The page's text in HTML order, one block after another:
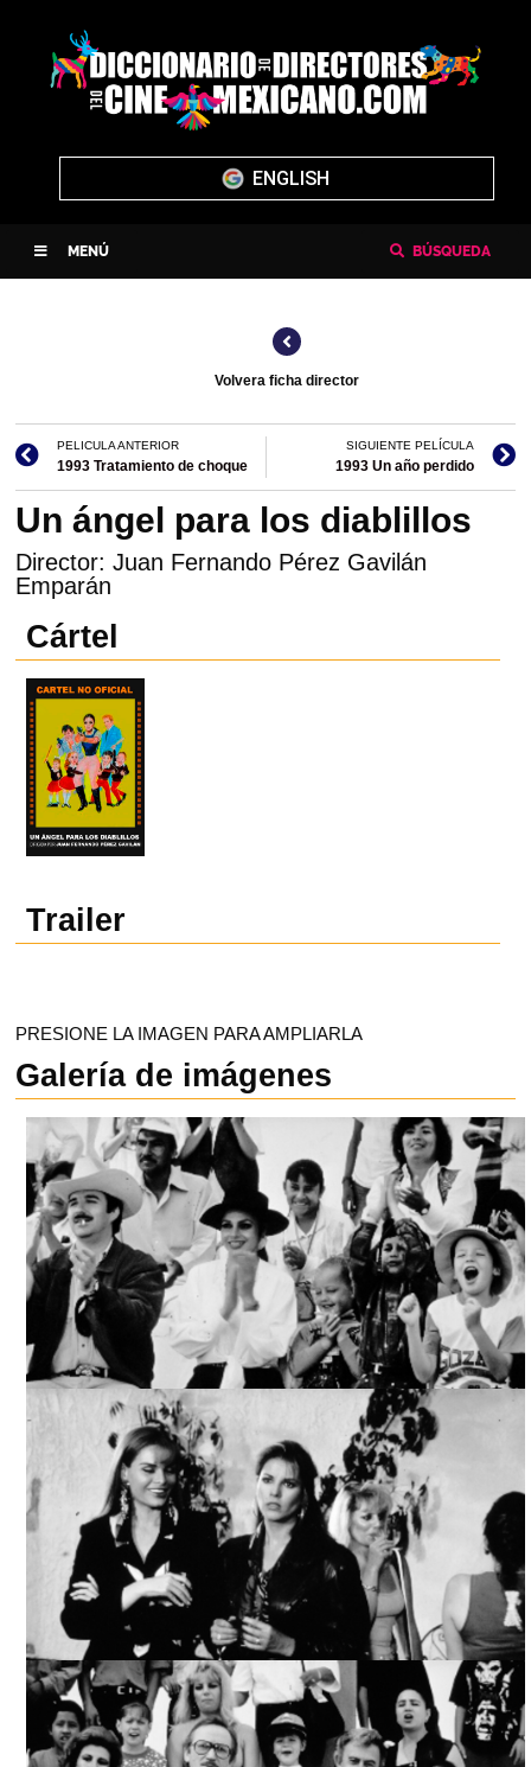
ENGLISH
MENÚ BÚSQUEDA
Volvera ficha director
PELICULA ANTERIOR
1993 Tratamiento de choque
SIGUIENTE PELÍCULA
1993 Un año perdido
Un ángel para los diablillos
Director: Juan Fernando Pérez Gavilán
Emparán
Cártel
Trailer
PRESIONE LA IMAGEN PARA AMPLIARLA
Galería de imágenes
UN ÁNGEL PARA LOS DIABLILLOS, ARCHIVO CINETECA
NACIONAL
UN ÁNGEL PARA LOS DIABLILLOS, ARCHIVO CINETECA